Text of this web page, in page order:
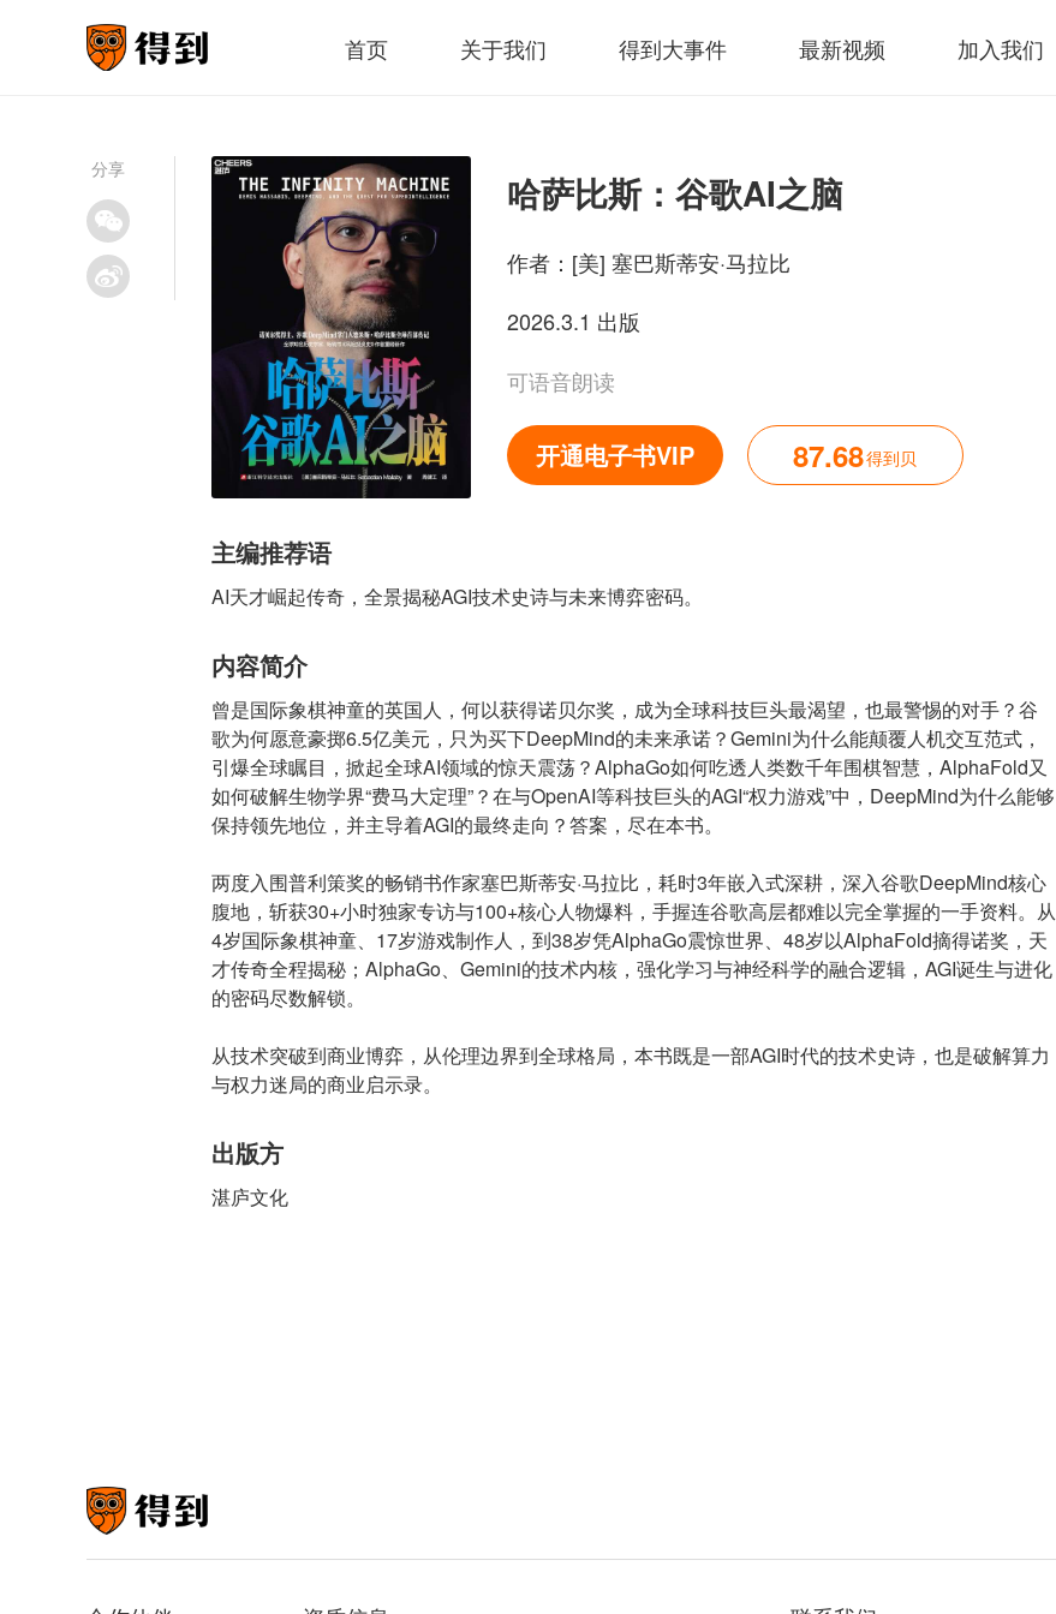
首页 关于我们 得到大事件 最新视频 加入我们
分享
哈萨比斯：谷歌AI之脑
作者： [美] 塞巴斯蒂安·马拉比
2026.3.1 出版
可语音朗读
开通电子书VIP 87.68得到贝
主编推荐语
AI天才崛起传奇，全景揭秘AGI技术史诗与未来博弈密码。
内容简介
曾是国际象棋神童的英国人，何以获得诺贝尔奖，成为全球科技巨头最渴望，也最警惕的对手？谷
歌为何愿意豪掷6.5亿美元，只为买下DeepMind的未来承诺？Gemini为什么能颠覆人机交互范式，
引爆全球瞩目，掀起全球AI领域的惊天震荡？AlphaGo如何吃透人类数千年围棋智慧，AlphaFold又
如何破解生物学界“费马大定理”？在与OpenAI等科技巨头的AGI“权力游戏”中，DeepMind为什么能够
保持领先地位，并主导着AGI的最终走向？答案，尽在本书。
两度入围普利策奖的畅销书作家塞巴斯蒂安·马拉比，耗时3年嵌入式深耕，深入谷歌DeepMind核心
腹地，斩获30+小时独家专访与100+核心人物爆料，手握连谷歌高层都难以完全掌握的一手资料。从
4岁国际象棋神童、17岁游戏制作人，到38岁凭AlphaGo震惊世界、48岁以AlphaFold摘得诺奖，天
才传奇全程揭秘；AlphaGo、Gemini的技术内核，强化学习与神经科学的融合逻辑，AGI诞生与进化
的密码尽数解锁。
从技术突破到商业博弈，从伦理边界到全球格局，本书既是一部AGI时代的技术史诗，也是破解算力
与权力迷局的商业启示录。
出版方
湛庐文化